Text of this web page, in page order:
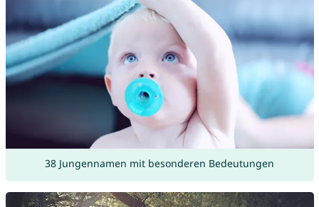
38 Jungennamen mit besonderen Bedeutungen